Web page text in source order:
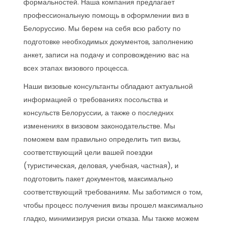
формальностей. Наша компания предлагает
профессиональную помощь в оформлении виз в
Белоруссию. Мы берем на себя всю работу по
подготовке необходимых документов, заполнению
анкет, записи на подачу и сопровождению вас на
всех этапах визового процесса.
Наши визовые консультанты обладают актуальной
информацией о требованиях посольства и
консульств Белоруссии, а также о последних
изменениях в визовом законодательстве. Мы
поможем вам правильно определить тип визы,
соответствующий цели вашей поездки
(туристическая, деловая, учебная, частная), и
подготовить пакет документов, максимально
соответствующий требованиям. Мы заботимся о том,
чтобы процесс получения визы прошел максимально
гладко, минимизируя риски отказа. Мы также можем